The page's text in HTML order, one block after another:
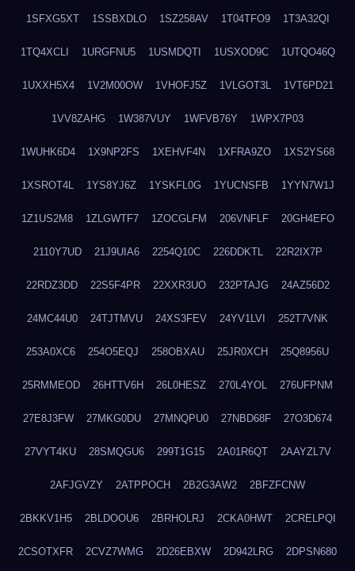
1SFXG5XT 1SSBXDLO 1SZ258AV 1T04TFO9 1T3A32QI
1TQ4XCLI 1URGFNU5 1USMDQTI 1USXOD9C 1UTQO46Q
1UXXH5X4 1V2M00OW 1VHOFJ5Z 1VLGOT3L 1VT6PD21
1VV8ZAHG 1W387VUY 1WFVB76Y 1WPX7P03
1WUHK6D4 1X9NP2FS 1XEHVF4N 1XFRA9ZO 1XS2YS68
1XSROT4L 1YS8YJ6Z 1YSKFL0G 1YUCNSFB 1YYN7W1J
1Z1US2M8 1ZLGWTF7 1ZOCGLFM 206VNFLF 20GH4EFO
2110Y7UD 21J9UIA6 2254Q10C 226DDKTL 22R2IX7P
22RDZ3DD 22S5F4PR 22XXR3UO 232PTAJG 24AZ56D2
24MC44U0 24TJTMVU 24XS3FEV 24YV1LVI 252T7VNK
253A0XC6 254O5EQJ 258OBXAU 25JR0XCH 25Q8956U
25RMMEOD 26HTTV6H 26L0HESZ 270L4YOL 276UFPNM
27E8J3FW 27MKG0DU 27MNQPU0 27NBD68F 27O3D674
27VYT4KU 28SMQGU6 299T1G15 2A01R6QT 2AAYZL7V
2AFJGVZY 2ATPPOCH 2B2G3AW2 2BFZFCNW
2BKKV1H5 2BLDOOU6 2BRHOLRJ 2CKA0HWT 2CRELPQI
2CSOTXFR 2CVZ7WMG 2D26EBXW 2D942LRG 2DPSN680